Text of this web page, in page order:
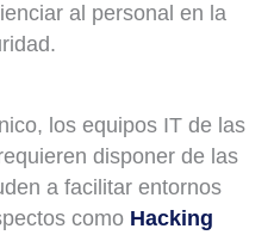
al personal en la
los equipos IT de las
disponer de las
a facilitar entornos
como Hacking